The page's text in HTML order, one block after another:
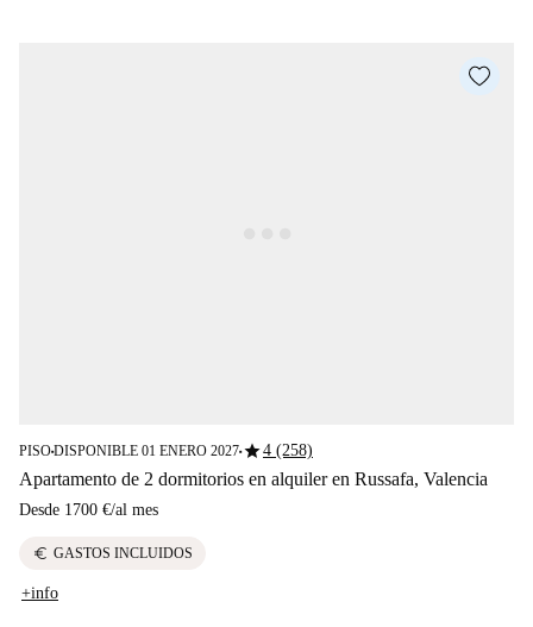
PISO■DISPONIBLE 01 ENERO 2027■star4 (258)
Apartamento de 2 dormitorios en alquiler en Russafa, Valencia
Desde 1700 €/al mes
euro GASTOS INCLUIDOS
+info